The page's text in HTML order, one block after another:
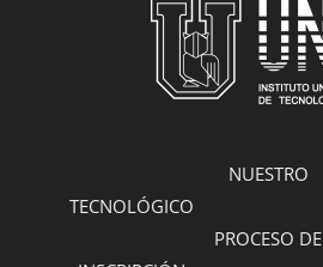
NUESTRO
TECNOLÓGICO
PROCESO DE